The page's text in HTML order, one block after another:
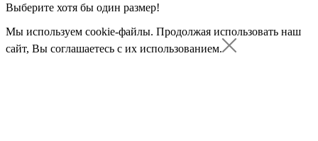
Выберите хотя бы один размер!
Мы используем cookie-файлы. Продолжая использовать наш
сайт, Вы соглашаетесь с их использованием.